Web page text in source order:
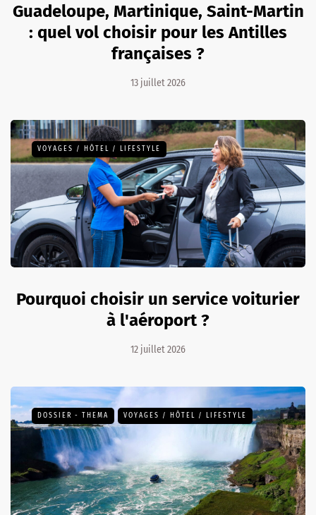
Guadeloupe, Martinique, Saint-Martin
: quel vol choisir pour les Antilles
françaises ?
13 juillet 2026
VOYAGES / HÔTEL / LIFESTYLE
Pourquoi choisir un service voiturier
à l'aéroport ?
12 juillet 2026
DOSSIER - THEMA VOYAGES / HÔTEL / LIFESTYLE